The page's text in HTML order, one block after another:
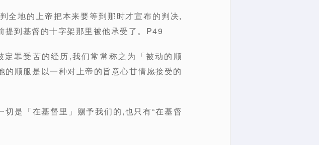
全地的上帝把本来要等到那时才宣布的判决,
到基督的十字架那里被他承受了。P49
罪受苦的经历,我们常常称之为「被动的顺
顺服是以一种对上帝的旨意心甘情愿接受的
是「在基督里」赐予我们的,也只有“在基督